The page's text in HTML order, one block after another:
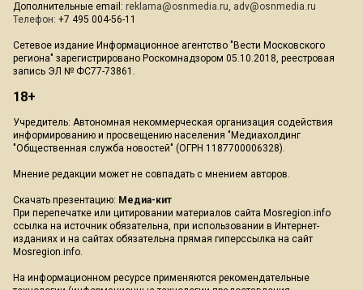
Дополнительные email: reklama@osnmedia.ru, adv@osnmedia.ru
Телефон: +7 495 004-56-11
Сетевое издание Информационное агентство "Вести Московского
региона" зарегистрировано Роскомнадзором 05.10.2018, реестровая
запись ЭЛ № ФС77-73861.
18+
Учредитель: Автономная некоммерческая организация содействия
информированию и просвещению населения "Медиахолдинг
"Общественная служба новостей" (ОГРН 1187700006328).
Мнение редакции может не совпадать с мнением авторов.
Скачать презентацию: Медиа-кит
При перепечатке или цитировании материалов сайта Mosregion.info
ссылка на источник обязательна, при использовании в Интернет-
изданиях и на сайтах обязательна прямая гиперссылка на сайт
Mosregion.info.
На информационном ресурсе применяются рекомендательные